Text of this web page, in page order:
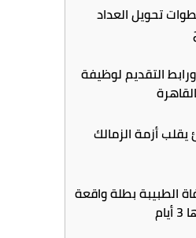
تحويل العداد
ورابط التقديم لوظيفة
أزمة الزمالك
الطبيبة بطلة واقعة